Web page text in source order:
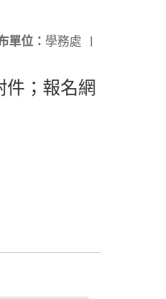
單位： 學務處 |
；報名網